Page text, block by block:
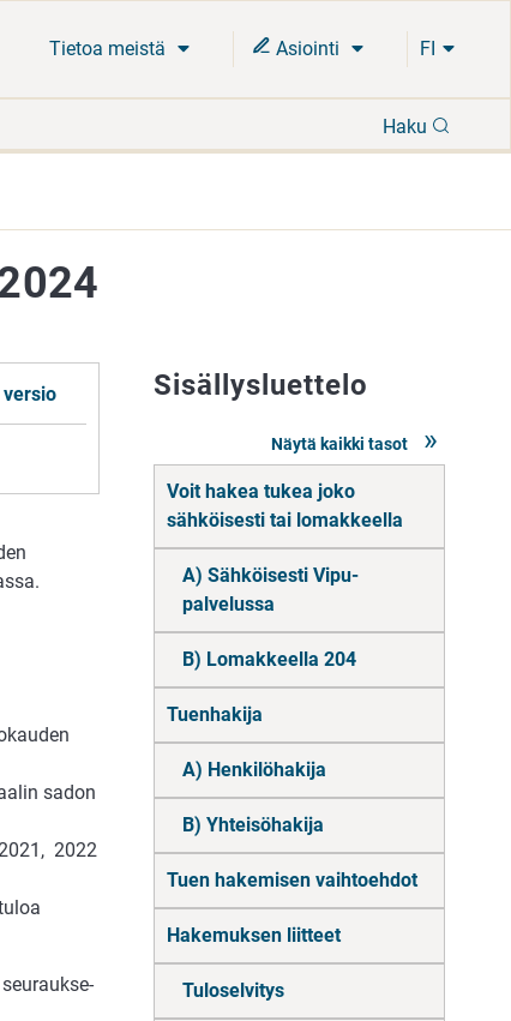
Tietoa meistä Asiointi FI
Haku
versio Sisällysluettelo
Näytä kaikki tasot
Siirry
suoraan
sisältöön
Voit hakea tukea joko
sähköisesti tai lomakkeella
A) Sähköisesti Vipu-
palvelussa
B) Lomakkeella 204
Tuenhakija
A) Henkilöhakija
B) Yhteisöhakija
Tuen hakemisen vaihtoehdot
Hakemuksen liitteet
Tuloselvitys
sadon
2022